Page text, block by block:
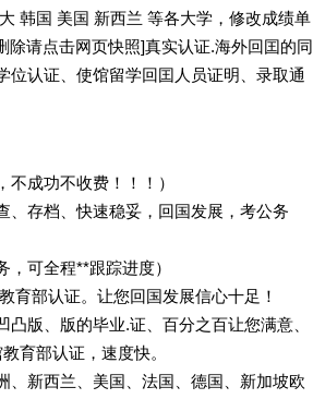
韩国 美国 新西兰 等各大学，修改成绩单
除请点击网页快照]真实认证.海外回囯的同
认证、使馆留学回囯人员证明、录取通
不成功不收费！！！）
存档、快速稳妥，回国发展，考公务
，可全程**跟踪进度）
部认证。让您回国发展信心十足！
版、版的毕业.证、百分之百让您满意、
育部认证，速度快。
新西兰、美国、法国、德国、新加坡欧